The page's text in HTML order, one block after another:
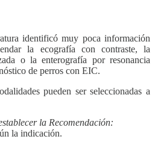
identificó muy poca información
la ecografía con contraste, la
o la enterografía por resonancia
de perros con EIC.
pueden ser seleccionadas a
la Recomendación:
la indicación.